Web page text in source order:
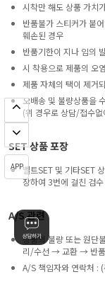
APP
시착만 해도 상품 가치
반품불가 스티커가 붙
훼손된 경우
반품기한이 지나 임의
시 착용으로 제품의 오
제품 자체의 택이 제거
오배송 및 불량상품을
(위 경우로 상담/접수
SET 상품 포장
벨트SET 및 기타SET
장하여 3번에 걸친 검
A/S 관련
상품의 불량 또는 원단
리/수선 → 교환 → 반품
A/S 책임자와 연락처 :